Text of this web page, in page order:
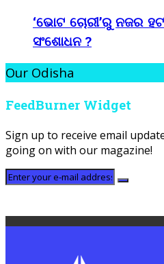
‘ଭୋଟ ଚୋରୀ’ରୁ ନଜର
ସଂଶୋଧନ ?
Our Odisha
FeedBurner Widget
Sign up to receive email
going on with our magazine!